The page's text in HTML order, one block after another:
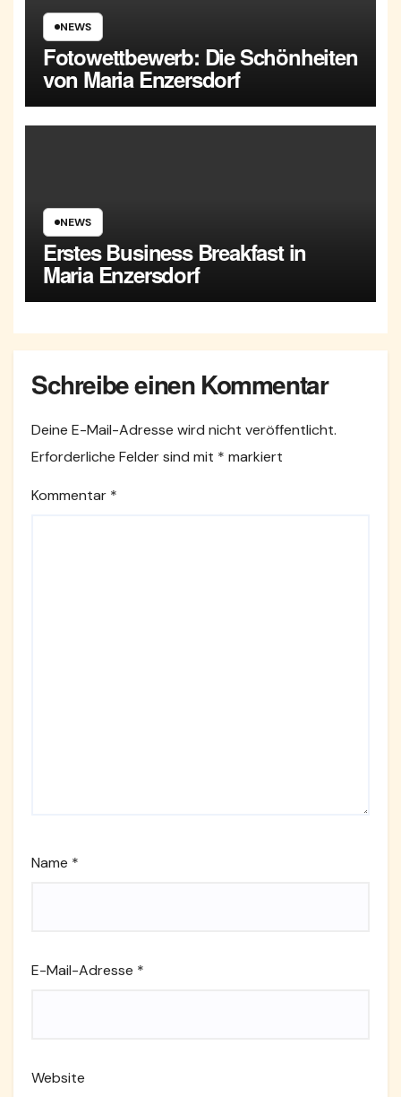
NEWS
Fotowettbewerb: Die Schönheiten
von Maria Enzersdorf
NEWS
Erstes Business Breakfast in
Maria Enzersdorf
Schreibe einen Kommentar
Deine E-Mail-Adresse wird nicht veröffentlicht.
Erforderliche Felder sind mit * markiert
Kommentar *
Name *
E-Mail-Adresse *
Website